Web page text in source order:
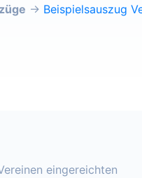
→ Beispielsauszug
eingereichten